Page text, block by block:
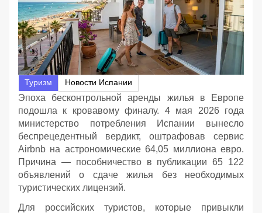
Туризм Новости Испании
Эпоха бесконтрольной аренды жилья в Европе
подошла к кровавому финалу. 4 мая 2026 года
министерство потребления Испании вынесло
беспрецедентный вердикт, оштрафовав сервис
Airbnb на астрономические 64,05 миллиона евро.
Причина — пособничество в публикации 65 122
объявлений о сдаче жилья без необходимых
туристических лицензий.
Для российских туристов, которые привыкли